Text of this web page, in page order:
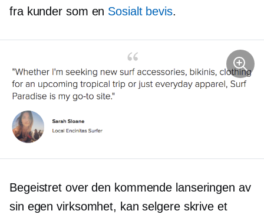
fra kunder som en Sosialt bevis.
Begeistret over den kommende lanseringen av
sin egen virksomhet, kan selgere skrive et